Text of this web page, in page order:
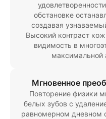
обстановке
создавая
Высокий контраст
видимость в
максимальной
Мгновенное
Повторение физики
белых зубов с
равномерном дневном